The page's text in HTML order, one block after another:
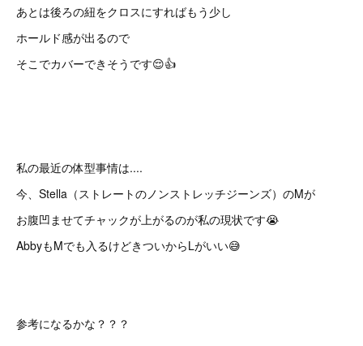
あとは後ろの紐をクロスにすればもう少し
ホールド感が出るので
そこでカバーできそうです😌👍
私の最近の体型事情は....
今、Stella（ストレートのノンストレッチジーンズ）のMが
お腹凹ませてチャックが上がるのが私の現状です😭
AbbyもMでも入るけどきついからLがいい😅
参考になるかな？？？